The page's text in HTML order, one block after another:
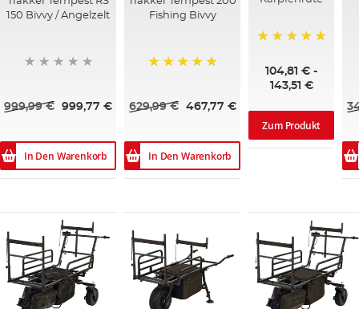
150 Bivvy / Angelzelt
999,99 € 999,77 €
In Den Warenkorb
Fishing Bivvy
629,99 € 467,77 €
In Den Warenkorb
104,81 € -
143,51 €
Zum Produkt